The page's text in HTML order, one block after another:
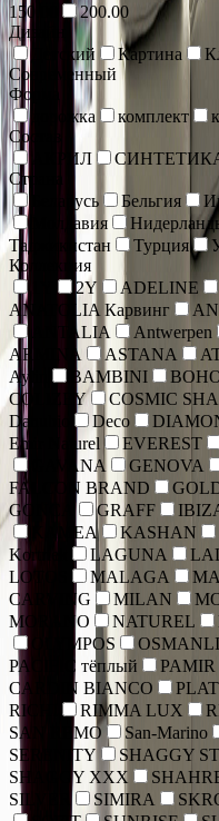
150.00
200.00
Дизайн
Детский
Картина
Современный
Форма
дорожка
комплект
Состав
АКРИЛ
Страна
Беларусь
Бельгия
Молдавия
Таджикистан
Турция
Коллекция
2Y ADELINE
ANATOLIA Карвинг
ANTALIA
Antwerpen
ARMINA
ASTANA
Aylin
BAMBINI
COLIZEY
COSMIC
Danubio
Deco
Emir Naturel
EVEREST
GAVANA
GENOVA
FALCON BRAND
GONCA
GRAFF
KAMEA
KASHAN
Kortriek
LAGUNA
LOTOS
MALAGA
CARVING
MILAN
MORANO
NATUREL
OLYMPOS
PACIFIC тёплый
PAMIR
CARDIN BIANCO
RICHI
RIMMA LUX
SAN REMO
San-Marino
SERENITY
SHAGGY
SHAGGY XXX
SILVER
SIMIRA